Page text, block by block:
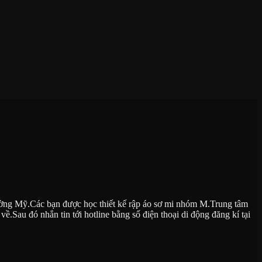
Mỹ.Các bạn được học thiết kế rập áo sơ mi nhóm M.Trung tâm
đó nhắn tin tới hotline bằng số điện thoại di động đăng kí tại